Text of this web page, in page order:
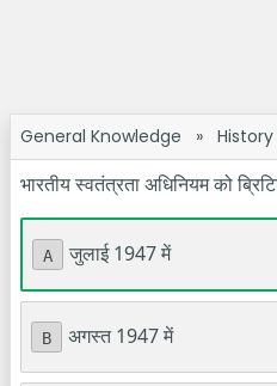
General Knowledge » History
भारतीय स्वतंत्रता अधिनियम को
A जुलाई 1947 में
B अगस्त 1947 में